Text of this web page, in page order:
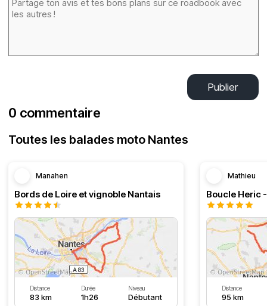
Publier
0 commentaire
Toutes les balades moto Nantes
Manahen
Bords de Loire et vignoble Nantais
Distance
83 km
Durée
1h26
Niveau
Débutant
Mathieu
Boucle Heric
Distance
95 km